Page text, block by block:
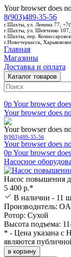
Your browser does
8(903)489-35-56
г.Шахты, ул. Ленина 77;
г.Шахты, ул. Шевченко
г.Шахты, пер.
г.Новочеркасск,
Главная
Магазины
Доставка и оплата
Каталог товаров
0pYour browser
Your browser does
Your browser does
8(903)489-35-56
Your browser does
0pYour browser
Насосное
Насос повышения
5 400 р.*
В наличии - 11
Производитель:
Ротор: Сухой
Высота подъема:
* - Цена указана с
являются
в корзину